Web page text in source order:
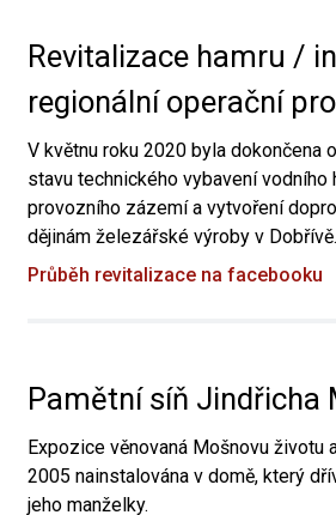
Revitalizace hamru /
regionální operační
V květnu roku 2020 byla dokončena
stavu technického vybavení vodního
provozního zázemí a vytvoření
dějinám železářské výroby v Dobřívě.
Průběh revitalizace na facebooku
Pamětní síň Jindřicha
Expozice věnovaná Mošnovu životu
2005 nainstalována v domě, který
jeho manželky.